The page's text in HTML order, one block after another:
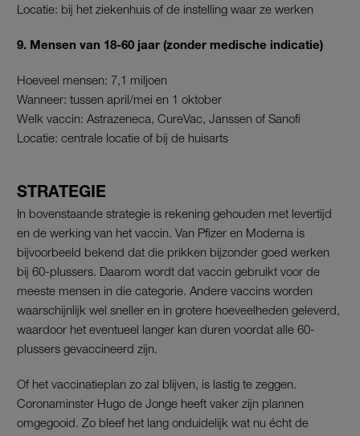
Locatie: bij het ziekenhuis of de instelling waar ze werken
9. Mensen van 18-60 jaar (zonder medische indicatie)
Hoeveel mensen: 7,1 miljoen
Wanneer: tussen april/mei en 1 oktober
Welk vaccin: Astrazeneca, CureVac, Janssen of Sanofi
Locatie: centrale locatie of bij de huisarts
STRATEGIE
In bovenstaande strategie is rekening gehouden met levertijd
en de werking van het vaccin. Van Pfizer en Moderna is
bijvoorbeeld bekend dat die prikken bijzonder goed werken
bij 60-plussers. Daarom wordt dat vaccin gebruikt voor de
meeste mensen in die categorie. Andere vaccins worden
waarschijnlijk wel sneller en in grotere hoeveelheden geleverd,
waardoor het eventueel langer kan duren voordat alle 60-
plussers gevaccineerd zijn.
Of het vaccinatieplan zo zal blijven, is lastig te zeggen.
Coronaminster Hugo de Jonge heeft vaker zijn plannen
omgegooid. Zo bleef het lang onduidelijk wat nu écht de